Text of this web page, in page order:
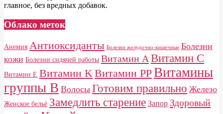
главное, без вредных добавок.
Облако меток
Анемия Антиоксиданты Болезни желудочно-кишечные Болезни
кожи Болезни сидячей работы Витамин A Витамин C
Витамин E Витамин K Витамин PPВитамины
группы B Волосы Готовим правильно Железо
Женское бельё Замедлить старение Запор Здоровый